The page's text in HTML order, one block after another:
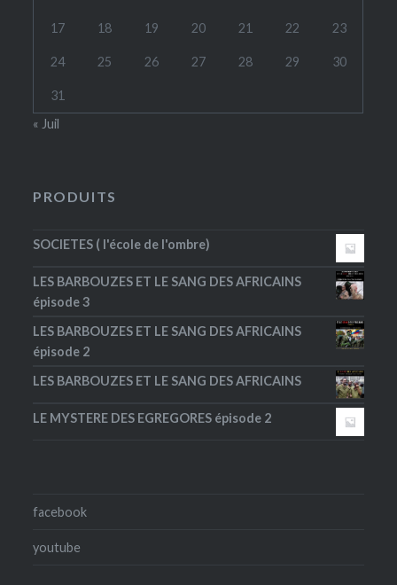
17 18 19 20 21 22 23
24 25 26 27 28 29 30
31
« Juil
PRODUITS
SOCIETES ( l'école de l'ombre)
LES BARBOUZES ET LE SANG DES AFRICAINS
épisode 3
LES BARBOUZES ET LE SANG DES AFRICAINS
épisode 2
LES BARBOUZES ET LE SANG DES AFRICAINS
LE MYSTERE DES EGREGORES épisode 2
facebook
youtube